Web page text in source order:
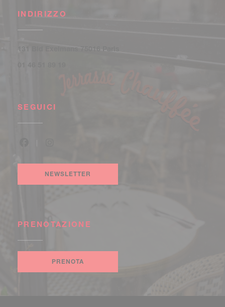
INDIRIZZO
131 Bld Exelmans 75016 Paris
SEGUICI
NEWSLETTER
PRENOTAZIONE
PRENOTA